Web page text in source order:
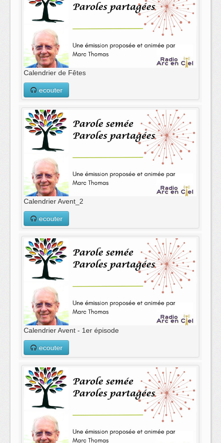
Calendrier de Fêtes
ecouter
Calendrier Avent_2
ecouter
Calendrier Avent - 1er épisode
ecouter